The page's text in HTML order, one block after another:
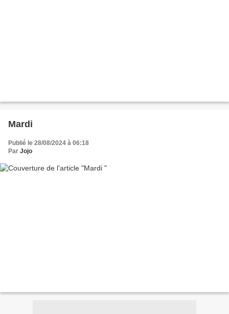
Mardi
Publié le 28/08/2024 à 06:18
Par Jojo